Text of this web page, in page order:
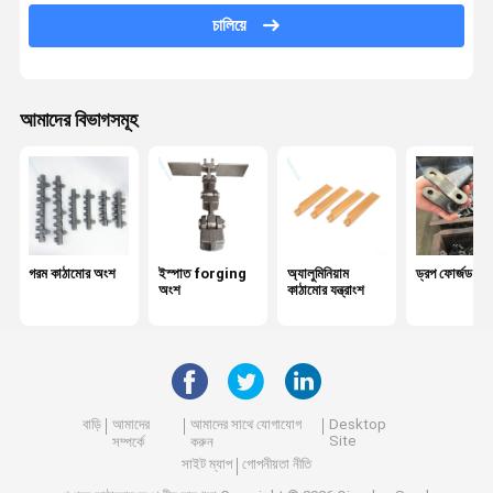
জিংক জামাক ফোরিং পার্টস
চালিয়ে
আমাদের বিভাগসমূহ
গরম কাঠামোর অংশ
ইস্পাত forging
অংশ
অ্যালুমিনিয়াম
কাঠামোর যন্ত্রাংশ
ড্রপ ফোর্জড
বাড়ি
আমাদের
সম্পর্কে
আমাদের সাথে যোগাযোগ
করুন
Desktop
Site
সাইট ম্যাপ
গোপনীয়তা নীতি